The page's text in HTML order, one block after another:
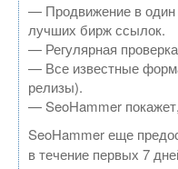
— Продвижение в один
лучших бирж ссылок.
— Регулярная
— Все известные
релизы).
— SeoHammer
SeoHammer еще
в течение первых 7